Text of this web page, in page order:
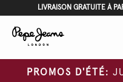
LIVRAISON GRATUITE À
PROMOS D'ÉTÉ: